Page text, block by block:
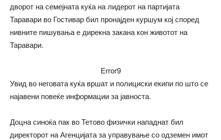
дворот на семејната куќа на лидерот на партијата
Таравари во Гостивар бил пронајден куршум кој според
нивните пишувања е дирекна закана кон животот на
Таравари.
Error9
Увид во неговата куќа вршат и полициски екипи по што се
најавени повеќе информации за јавноста.
Доцна синоќа пак во Тетово физички нападнат бил
директорот на Агенцијата за управување со одземен имот